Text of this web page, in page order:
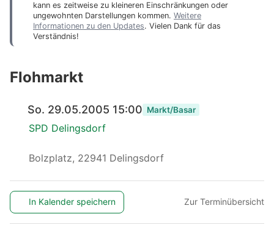
kann es zeitweise zu kleineren Einschränkungen oder
ungewohnten Darstellungen kommen. Weitere
Informationen zu den Updates. Vielen Dank für das
Verständnis!
Flohmarkt
So. 29.05.2005 15:00 Markt/Basar
SPD Delingsdorf
Bolzplatz, 22941 Delingsdorf
In Kalender speichern Zur Terminübersicht